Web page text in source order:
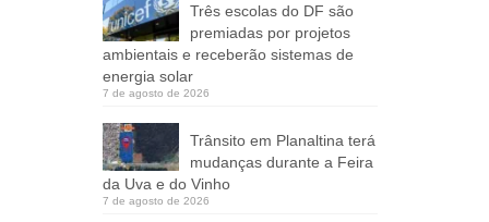
Três escolas do DF são
premiadas por projetos
ambientais e receberão sistemas de
energia solar
7 de agosto de 2026
Trânsito em Planaltina terá
mudanças durante a Feira
da Uva e do Vinho
7 de agosto de 2026